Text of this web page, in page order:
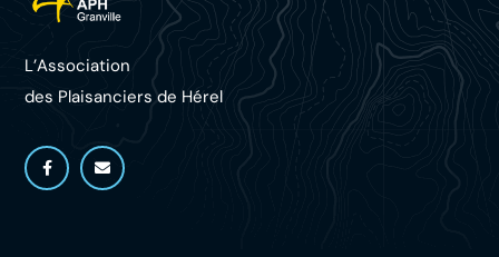
L’Association
des Plaisanciers de Hérel